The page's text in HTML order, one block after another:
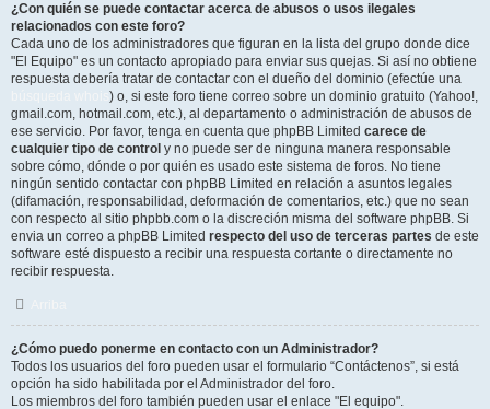
¿Con quién se puede contactar acerca de abusos o usos ilegales
relacionados con este foro?
Cada uno de los administradores que figuran en la lista del grupo donde dice
"El Equipo" es un contacto apropiado para enviar sus quejas. Si así no obtiene
respuesta debería tratar de contactar con el dueño del dominio (efectúe una
) o, si este foro tiene correo sobre un dominio gratuito (Yahoo!,
gmail.com, hotmail.com, etc.), al departamento o administración de abusos de
ese servicio. Por favor, tenga en cuenta que phpBB Limited carece de
cualquier tipo de control y no puede ser de ninguna manera responsable
sobre cómo, dónde o por quién es usado este sistema de foros. No tiene
ningún sentido contactar con phpBB Limited en relación a asuntos legales
(difamación, responsabilidad, deformación de comentarios, etc.) que no sean
con respecto al sitio phpbb.com o la discreción misma del software phpBB. Si
envia un correo a phpBB Limited respecto del uso de terceras partes de este
software esté dispuesto a recibir una respuesta cortante o directamente no
recibir respuesta.
¿Cómo puedo ponerme en contacto con un Administrador?
Todos los usuarios del foro pueden usar el formulario “Contáctenos”, si está
opción ha sido habilitada por el Administrador del foro.
Los miembros del foro también pueden usar el enlace "El equipo".